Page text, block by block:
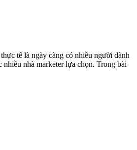
tế là ngày càng có nhiều người dành
nhà marketer lựa chọn. Trong bài